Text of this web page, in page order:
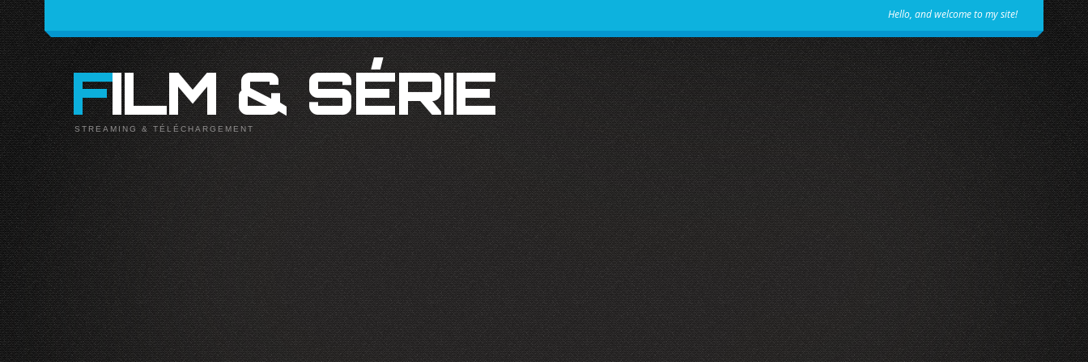
Hello, and welcome to my site!
FILM & SÉRIE
STREAMING & TÉLÉCHARGEMENT